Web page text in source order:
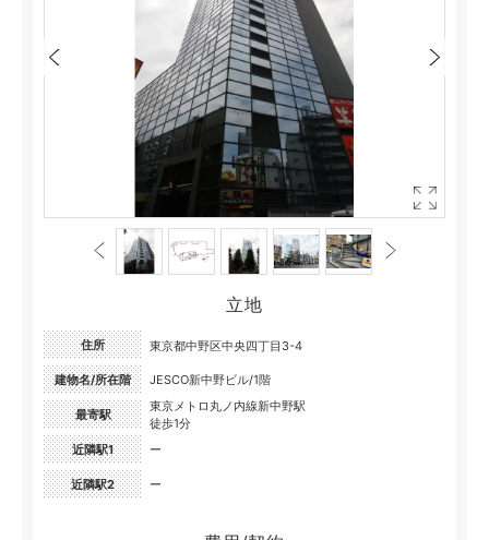
立地
住所 東京都中野区中央四丁目3-4
建物名/所在階 JESCO新中野ビル/1階
最寄駅
東京メトロ丸ノ内線新中野駅
徒歩1分
近隣駅1
ー
近隣駅2 ー